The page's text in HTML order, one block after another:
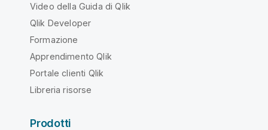
Video della Guida di Qlik
Qlik Developer
Formazione
Apprendimento Qlik
Portale clienti Qlik
Libreria risorse
Prodotti